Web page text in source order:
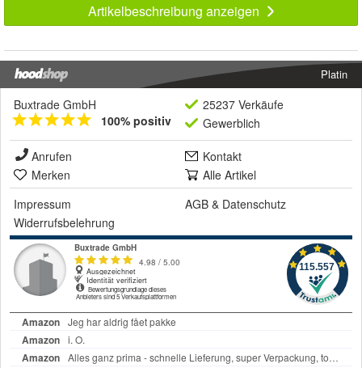
Artikelbeschreibung anzeigen
Platin
Buxtrade GmbH
100% positiv
25237 Verkäufe
Gewerblich
Anrufen
Kontakt
Merken
Alle Artikel
Impressum
AGB & Datenschutz
Widerrufsbelehrung